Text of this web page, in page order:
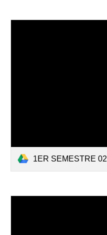
1ER SEMESTRE